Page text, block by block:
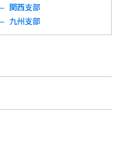
関西支部
九州支部